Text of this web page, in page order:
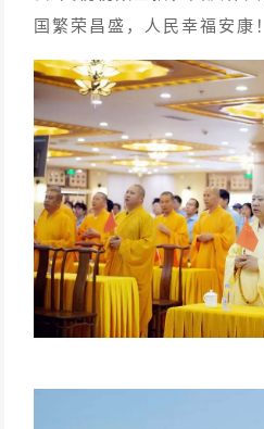
国繁荣昌盛，人民幸福安康！